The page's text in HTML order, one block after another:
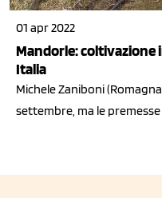
01 apr 2022
Mandorle:
Italia
Michele Zaniboni
settembre, ma le